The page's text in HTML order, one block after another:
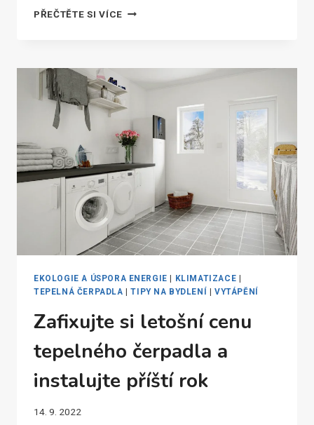
PŘEČTĚTE SI VÍCEPŘEDSTAVENÍ
ŠVÉDSKÁ
TEPELNÁ
EKOLOGIE A ÚSPORA ENERGIE | KLIMATIZACE |
TEPELNÁ ČERPADLA |TIPY NA BYDLENÍ |VYTÁPĚNÍ
Zafixujte si letošní cenu
tepelného čerpadla a
instalujte příští rok
14. 9. 2022